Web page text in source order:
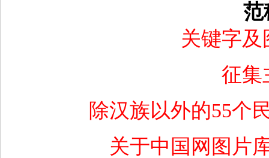
范
关键字
征集
除汉族以外的55个
关于中国网图片